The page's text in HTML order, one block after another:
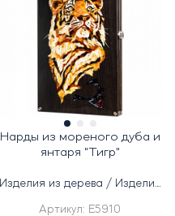
Нарды из мореного дуба и
янтаря "Тигр"
Изделия из дерева / Изделия
Артикул: E5910